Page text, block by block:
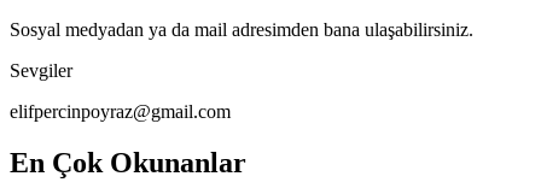
Sosyal medyadan ya da mail adresimden bana ulaşabilirsiniz.
Sevgiler
elifpercinpoyraz@gmail.com
En Çok Okunanlar